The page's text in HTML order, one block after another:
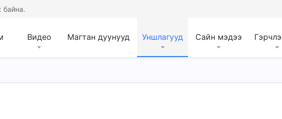
байна.
Видео Магтан дуунууд Уншлагууд Сайн мэдээ